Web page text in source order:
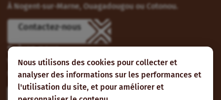
Nous utilisons des cookies pour collecter et
analyser des informations sur les performances et
l'utilisation du site, et pour améliorer et
À Nogent-sur-Marne, Ouagadougou ou Cotonou.
Contactez-nous
Suivez-nous
Vous pouvez aussi vous abonner à nos flux RSS et nous
suivre sur les réseaux sociaux.